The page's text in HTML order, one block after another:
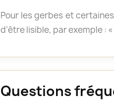
Pour les gerbes et
d’être lisible, par exemple :
Questions